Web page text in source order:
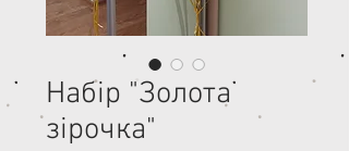
Набір "Золота
зірочка"